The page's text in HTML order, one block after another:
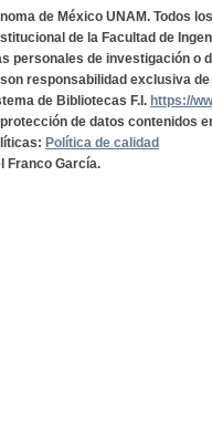
de México UNAM. Todos
de la Facultad de
personales de investigación o
responsabilidad exclusiva
de Bibliotecas F.I. https://
de datos contenidos
Política de calidad
Franco García.